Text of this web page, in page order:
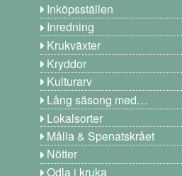
Inköpsställen
Inredning
Krukväxter
Kryddor
Kulturarv
Lång säsong med…
Lokalsorter
Målla & Spenatskrået
Nötter
Odla i kruka